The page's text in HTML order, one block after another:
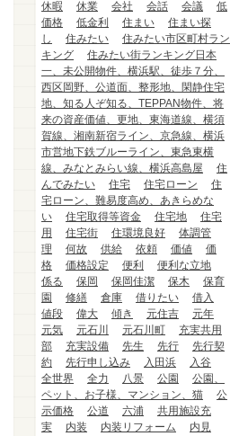
休暇
休業 会社 会話 会議
低
価格
低金利 住まい
住まい探
し
住みたい
住みたい市区町村ラン
キング
住みたい街ランキング日本
一、未公開物件、横浜駅、徒歩７分、
西区岡野、公道面、整形地、閑静住宅
地、知る人ぞ知る、TEPPAN物件、将
来の資産価値、更地、東海道線、横須
賀線、湘南新宿ライン、京急線、横浜
市営地下鉄ブルーライン、東急東横
線、みなとみらい線、横浜高島屋
住
んでみたい
住宅 住宅ローン
住
宅ローン、難易度高め、あきらめな
い
住宅取得等資金 住宅地
住宅
用
住宅街 住環境良好
体調管
理
何故 供給 依頼 価値
価
格
価格設定 便利
便利な立地
係る
保岡 保岡佳潔 保木
保育
園
修繕 倉庫 借りたい
借入
値段
偉大 傾き 元住吉
元年
元気
元石川 元石川町
充実共用
部
充実設備 先生 先行
先行契
約
先行申し込み 入田浜
入谷
全世界
全力 八景 公園
公園、
ペット、お子様、マンション、猫
公
示価格
公道 六浦
共用施設充
実
内装 内装リフォーム
内見